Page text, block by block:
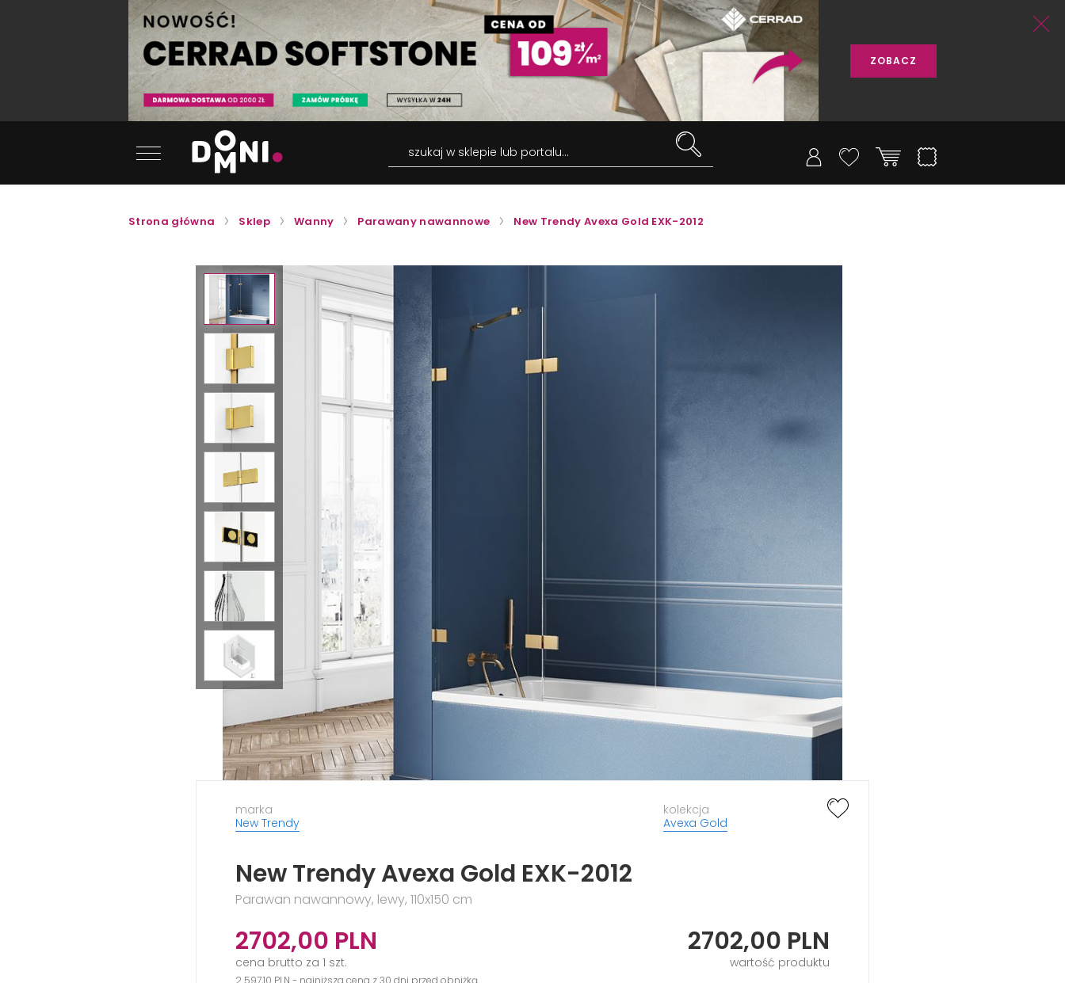
ZOBACZ
szukaj w sklepie lub portalu...
Strona główna Sklep Wanny Parawany nawannowe New Trendy Avexa Gold EXK-2012
marka
New Trendy
kolekcja
Avexa Gold
New Trendy Avexa Gold EXK-2012
Parawan nawannowy, lewy, 110x150 cm
2702,00 PLN
cena brutto za 1 szt.
2702,00 PLN
wartość produktu
2 597,10 PLN - najniższa cena z 30 dni przed obniżką